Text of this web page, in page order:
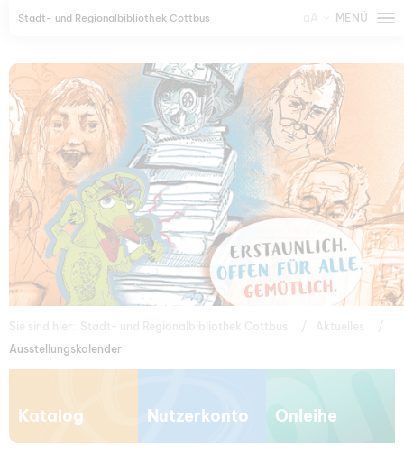
Stadt- und Regionalbibliothek Cottbus MENÜ
Ausstellungskalender
Katalog Nutzerkonto Onleihe